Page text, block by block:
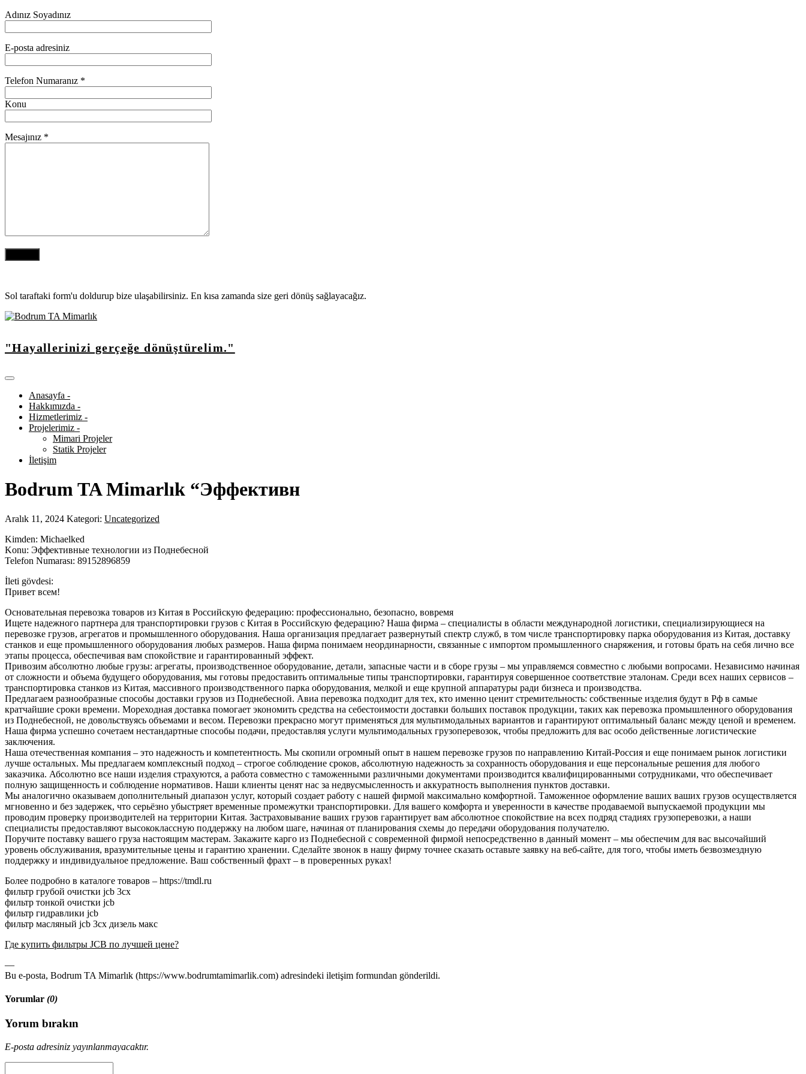
Adınız Soyadınız
E-posta adresiniz
Telefon Numaranız *
Konu
Mesajınız *
Sol taraftaki form'u doldurup bize ulaşabilirsiniz. En kısa zamanda size geri dönüş sağlayacağız.
"Hayallerinizi gerçeğe dönüştürelim."
Anasayfa -
Hakkımızda -
Hizmetlerimiz -
Projelerimiz -
Mimari Projeler
Statik Projeler
İletişim
Bodrum TA Mimarlık “Эффективн
Aralık 11, 2024 Kategori: Uncategorized
Kimden: Michaelked
Konu: Эффективные технологии из Поднебесной
Telefon Numarası: 89152896859
İleti gövdesi:
Привет всем!
Основательная перевозка товаров из Китая в Российскую федерацию: профессионально, безопасно, вовремя
Ищете надежного партнера для транспортировки грузов с Китая в Российскую федерацию? Наша фирма – специалисты в области международной логистики, специализирующиеся на
перевозке грузов, агрегатов и промышленного оборудования. Наша организация предлагает развернутый спектр служб, в том числе транспортировку парка оборудования из Китая, доставку
станков и еще промышленного оборудования любых размеров. Наша фирма понимаем неординарности, связанные с импортом промышленного снаряжения, и готовы брать на себя лично все
этапы процесса, обеспечивая вам спокойствие и гарантированный эффект.
Привозим абсолютно любые грузы: агрегаты, производственное оборудование, детали, запасные части и в сборе грузы – мы управляемся совместно с любыми вопросами. Независимо начиная
от сложности и объема будущего оборудования, мы готовы предоставить оптимальные типы транспортировки, гарантируя совершенное соответствие эталонам. Среди всех наших сервисов –
транспортировка станков из Китая, массивного производственного парка оборудования, мелкой и еще крупной аппаратуры ради бизнеса и производства.
Предлагаем разнообразные способы доставки грузов из Поднебесной. Авиа перевозка подходит для тех, кто именно ценит стремительность: собственные изделия будут в Рф в самые
кратчайшие сроки времени. Мореходная доставка помогает экономить средства на себестоимости доставки больших поставок продукции, таких как перевозка промышленного оборудования
из Поднебесной, не довольствуясь объемами и весом. Перевозки прекрасно могут применяться для мультимодальных вариантов и гарантируют оптимальный баланс между ценой и временем.
Наша фирма успешно сочетаем нестандартные способы подачи, предоставляя услуги мультимодальных грузоперевозок, чтобы предложить для вас особо действенные логистические
заключения.
Наша отечественная компания – это надежность и компетентность. Мы скопили огромный опыт в нашем перевозке грузов по направлению Китай-Россия и еще понимаем рынок логистики
лучше остальных. Мы предлагаем комплексный подход – строгое соблюдение сроков, абсолютную надежность за сохранность оборудования и еще персональные решения для любого
заказчика. Абсолютно все наши изделия страхуются, а работа совместно с таможенными различными документами производится квалифицированными сотрудниками, что обеспечивает
полную защищенность и соблюдение нормативов. Наши клиенты ценят нас за недвусмысленность и аккуратность выполнения пунктов доставки.
Мы аналогично оказываем дополнительный диапазон услуг, который создает работу с нашей фирмой максимально комфортной. Таможенное оформление ваших ваших грузов осуществляется
мгновенно и без задержек, что серьёзно убыстряет временные промежутки транспортировки. Для вашего комфорта и уверенности в качестве продаваемой выпускаемой продукции мы
проводим проверку производителей на территории Китая. Застраховывание ваших грузов гарантирует вам абсолютное спокойствие на всех подряд стадиях грузоперевозки, а наши
специалисты предоставляют высококлассную поддержку на любом шаге, начиная от планирования схемы до передачи оборудования получателю.
Поручите поставку вашего груза настоящим мастерам. Закажите карго из Поднебесной с современной фирмой непосредственно в данный момент – мы обеспечим для вас высочайший
уровень обслуживания, вразумительные цены и гарантию хранении. Сделайте звонок в нашу фирму точнее сказать оставьте заявку на веб-сайте, для того, чтобы иметь безвозмездную
поддержку и индивидуальное предложение. Ваш собственный фрахт – в проверенных руках!
Более подробно в каталоге товаров – https://tmdl.ru
фильтр грубой очистки jcb 3cx
фильтр тонкой очистки jcb
фильтр гидравлики jcb
фильтр масляный jcb 3cx дизель макс
Где купить фильтры JCB по лучшей цене?
—
Bu e-posta, Bodrum TA Mimarlık (https://www.bodrumtamimarlik.com) adresindeki iletişim formundan gönderildi.
Yorumlar (0)
Yorum bırakın
E-posta adresiniz yayınlanmayacaktır.